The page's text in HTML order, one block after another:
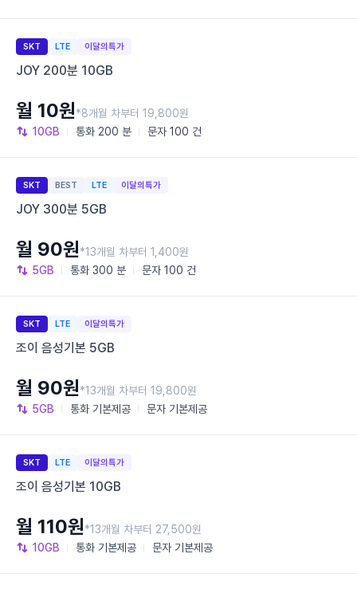
SKT LTE 이달의특가
JOY 200분 10GB
10GB 통화 200 분 문자 100 건
월 10원*8개월 차부터 19,800원
SKT BEST LTE 이달의특가
JOY 300분 5GB
5GB 통화 300 분 문자 100 건
월 90원*13개월 차부터 1,400원
SKT LTE 이달의특가
조이 음성기본 5GB
5GB 통화 기본제공 문자 기본제공
월 90원*13개월 차부터 19,800원
SKT LTE 이달의특가
조이 음성기본 10GB
10GB 통화 기본제공 문자 기본제공
월 110원*13개월 차부터 27,500원